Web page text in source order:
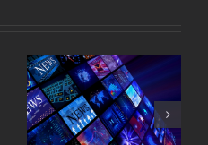
UIT DE KRANT